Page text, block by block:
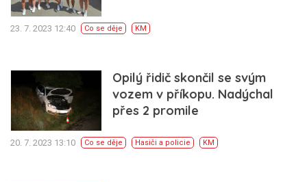
23. 7. 2023 12:40 Co se děje KM
Opilý řidič skončil se svým
vozem v příkopu. Nadýchal
přes 2 promile
20. 7. 2023 13:10 Co se děje Hasiči a policie KM